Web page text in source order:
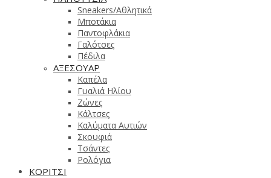
Sneakers/Aθλητικά
Μποτάκια
Παντοφλάκια
Γαλότσες
Πέδιλα
ΑΞΕΣΟΥΑΡ
Καπέλα
Γυαλιά Ηλίου
Ζώνες
Κάλτσες
Καλύματα Αυτιών
Σκουφιά
Τσάντες
Ρολόγια
ΚΟΡΙΤΣΙ